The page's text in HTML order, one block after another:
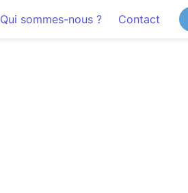
Qui sommes-nous ? Contact